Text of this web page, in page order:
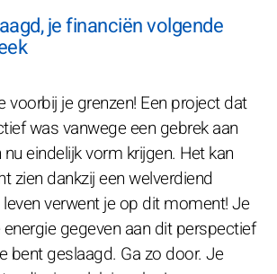
je financiën volgende
voorbij je grenzen! Een project dat
was vanwege een gebrek aan
eindelijk vorm krijgen. Het kan
zien dankzij een welverdiend
verwent je op dit moment! Je
gegeven aan dit perspectief
bent geslaagd. Ga zo door. Je